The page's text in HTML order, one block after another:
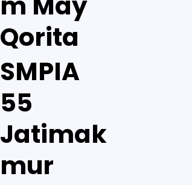
Qorita
SMPIA
55
Jatimak
mur